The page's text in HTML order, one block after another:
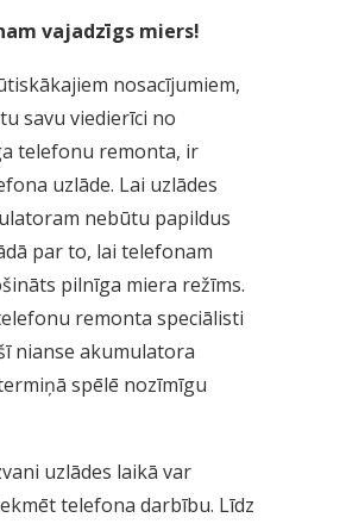
vajadzīgs miers!
nosacījumiem,
savu viedierīci no
telefonu remonta, ir
uzlāde. Lai uzlādes
nebūtu papildus
par to, lai telefonam
pilnīga miera režīms.
remonta speciālisti
nianse akumulatora
spēlē nozīmīgu
uzlādes laikā var
telefona darbību. Līdz